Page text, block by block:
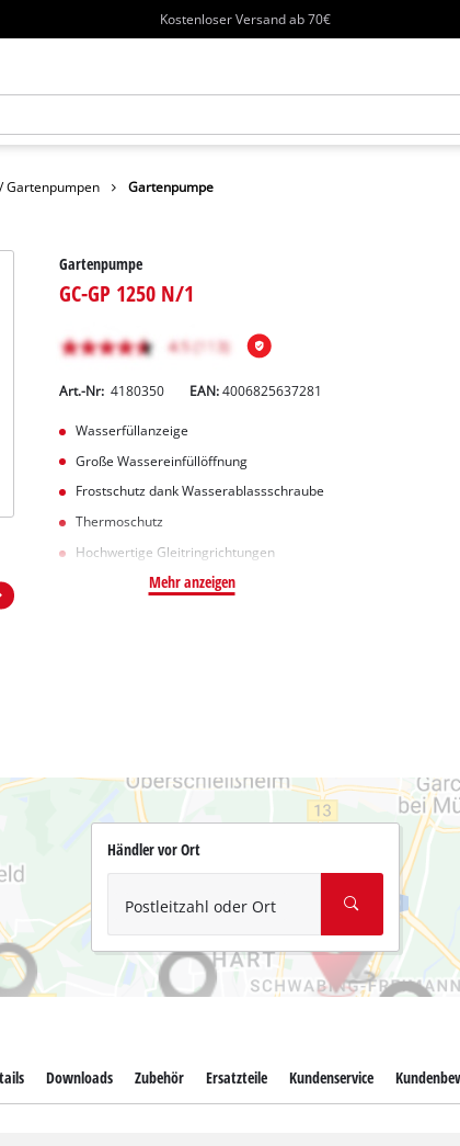
Kostenloser Versand ab 70€
Gartenpumpen Gartenpumpe
Gartenpumpe
GC-GP 1250 N/1
Art.-Nr: 4180350 EAN:4006825637281
Wasserfüllanzeige
Große Wassereinfüllöffnung
Frostschutz dank Wasserablassschraube
Thermoschutz
Hochwertige Gleitringrichtungen
Mehr anzeigen
Händler vor Ort
Postleitzahl oder Ort
Downloads Zubehör Ersatzteile Kundenservice